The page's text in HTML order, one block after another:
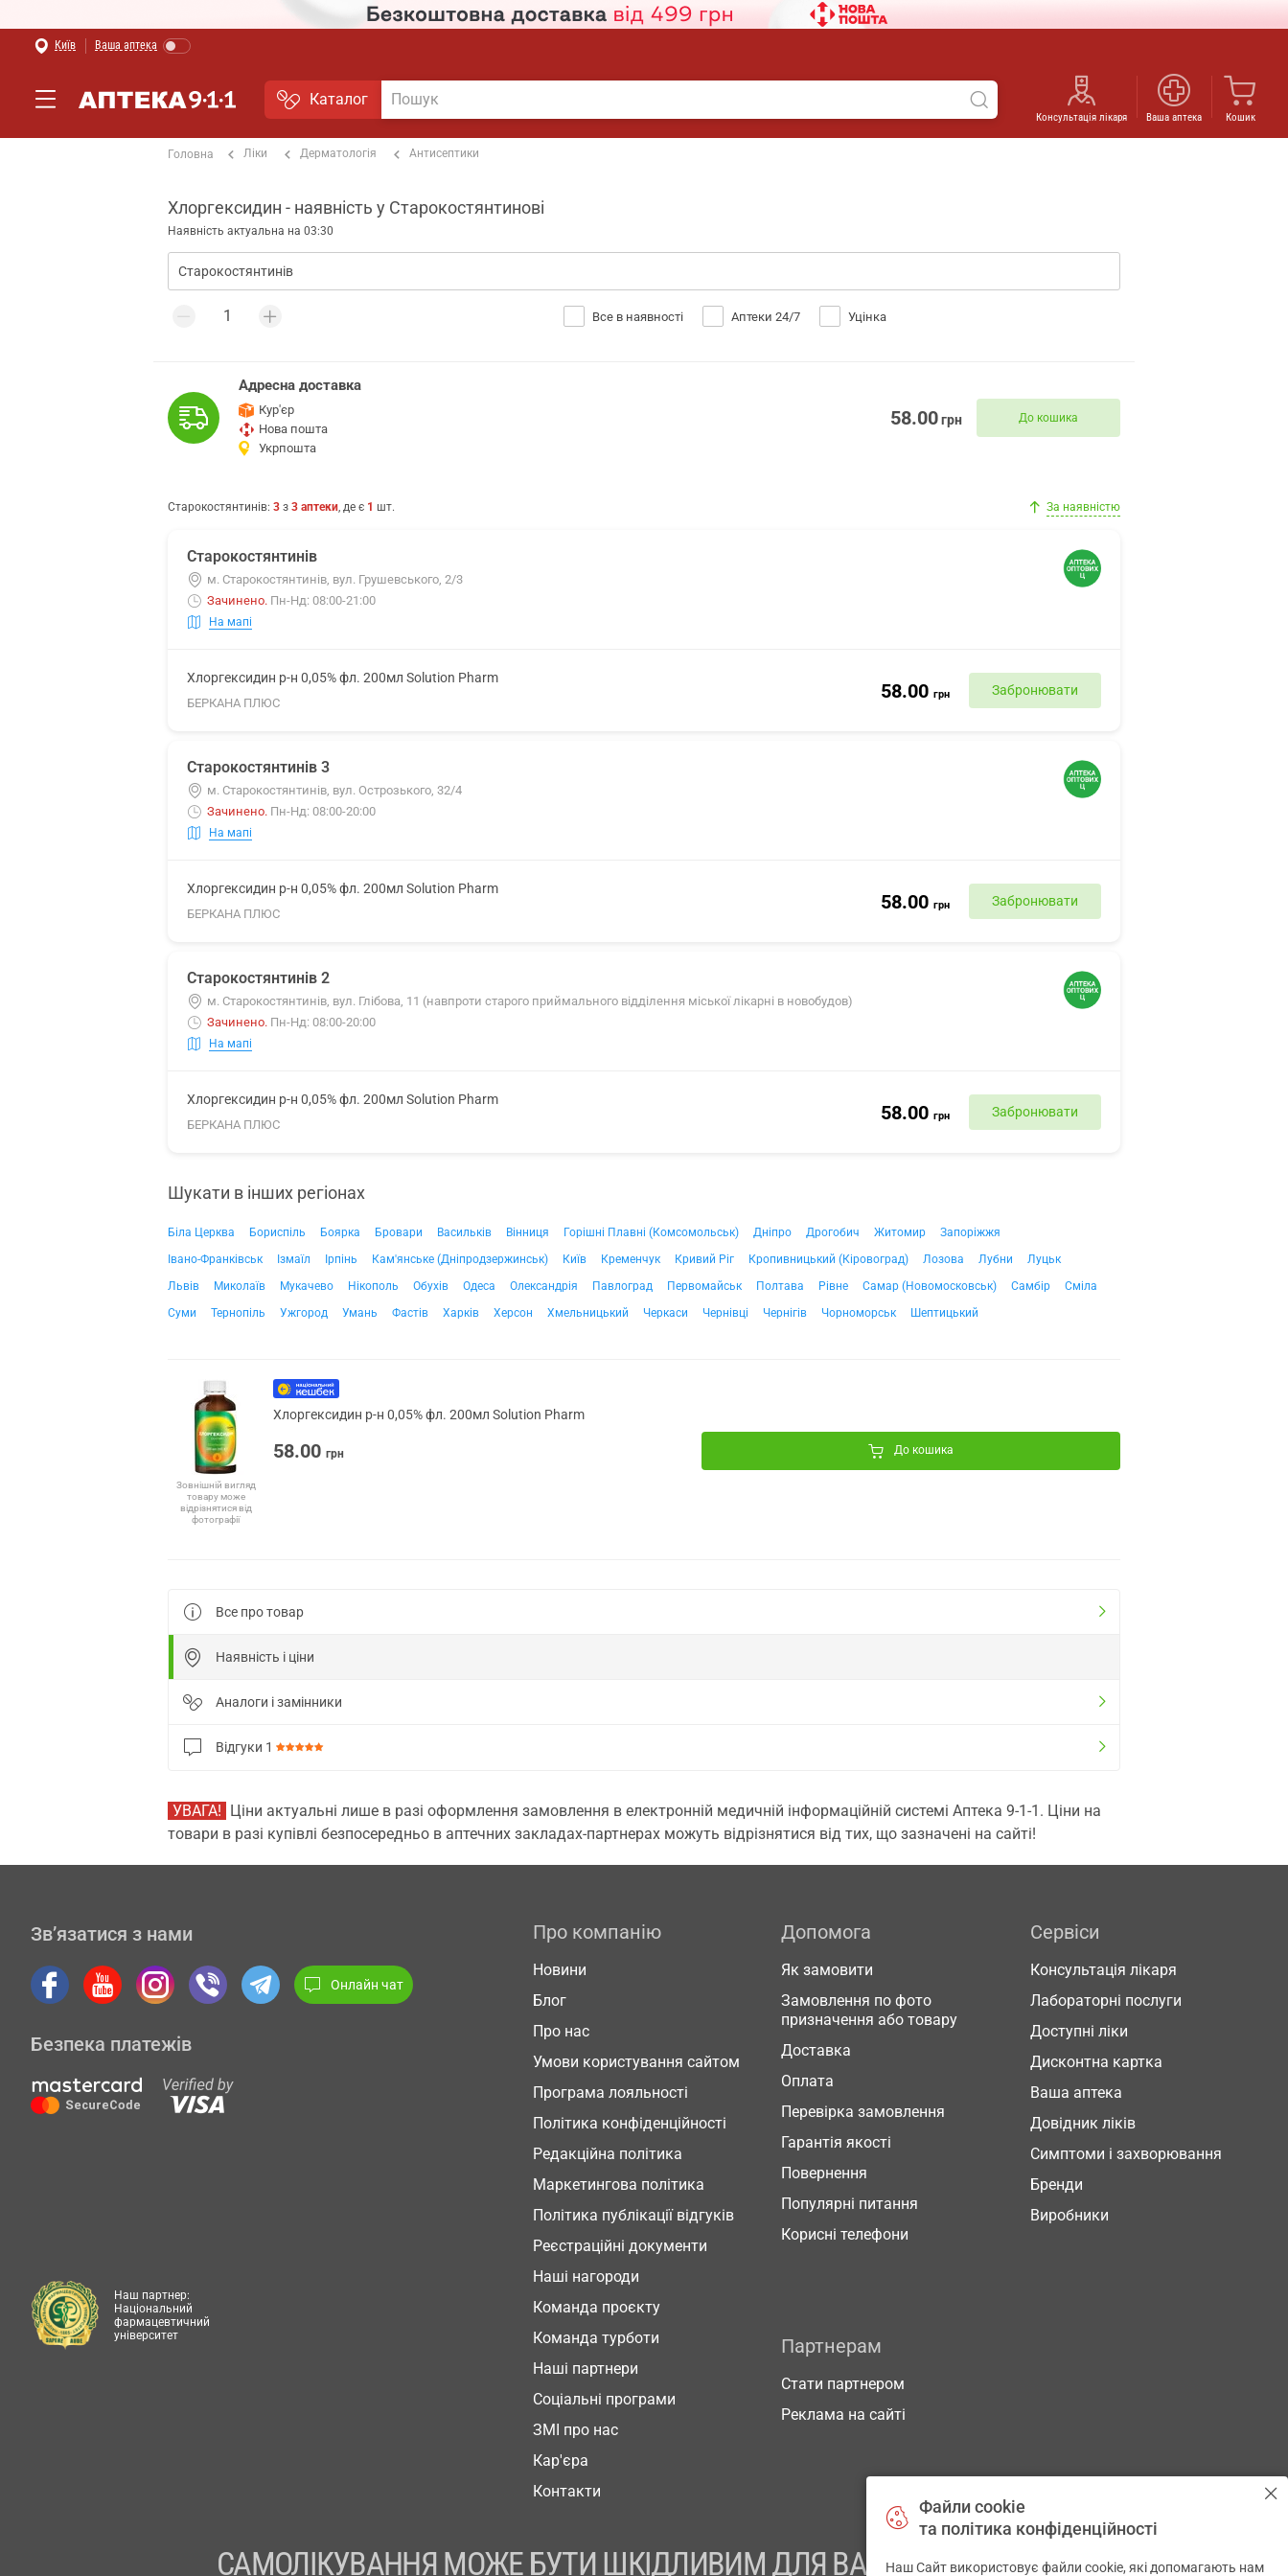
Київ Ваша аптека
Каталог
Консультація лікаря Ваша аптека Кошик
Головна Ліки Дерматологія Антисептики
Хлоргексидин - наявність у Старокостянтинові
Наявність актуальна на 03:30
Все в наявності Аптеки 24/7 Уцінка
Адресна доставка
Кур'єр
Нова пошта
Укрпошта
58.00грн До кошика
Старокостянтинів: 3 з 3 аптеки, де є 1 шт. За наявністю
Старокостянтинів
м. Старокостянтинів, вул. Грушевського, 2/3
Зачинено. Пн-Нд: 08:00-21:00
На мапі
Хлоргексидин р-н 0,05% фл. 200мл Solution Pharm
БЕРКАНА ПЛЮС
58.00 грн Забронювати
Старокостянтинів 3
м. Старокостянтинів, вул. Острозького, 32/4
Зачинено. Пн-Нд: 08:00-20:00
На мапі
Хлоргексидин р-н 0,05% фл. 200мл Solution Pharm
БЕРКАНА ПЛЮС
58.00 грн Забронювати
Старокостянтинів 2
м. Старокостянтинів, вул. Глібова, 11 (навпроти старого приймального відділення міської лікарні в новобудов)
Зачинено. Пн-Нд: 08:00-20:00
На мапі
Хлоргексидин р-н 0,05% фл. 200мл Solution Pharm
БЕРКАНА ПЛЮС
58.00 грн Забронювати
Шукати в інших регіонах
Біла Церква Бориспіль Боярка Бровари Васильків Вінниця Горішні Плавні (Комсомольськ) Дніпро Дрогобич Житомир
Запоріжжя
Івано-Франківськ
Ізмаїл Ірпінь Кам'янське (Дніпродзержинськ) Київ Кременчук Кривий Ріг Кропивницький (Кіровоград) Лозова Лубни
Луцьк
Львів
Миколаїв Мукачево Нікополь Обухів Одеса Олександрія Павлоград Первомайськ Полтава Рівне Самар (Новомосковськ) Самбір
Сміла
Суми
Тернопіль Ужгород Умань Фастів Харків Херсон Хмельницький Черкаси Чернівці Чернігів Чорноморськ Шептицький
Зовнішній вигляд
товару може
відрізнятися від
фотографії
Хлоргексидин р-н 0,05% фл. 200мл Solution Pharm
58.00 грн До кошика
Все про товар
Наявність і ціни
Аналоги і замінники
Відгуки 1
УВАГА! Ціни актуальні лише в разі оформлення замовлення в електронній медичній інформаційній системі Аптека 9-1-1. Ціни на
товари в разі купівлі безпосередньо в аптечних закладах-партнерах можуть відрізнятися від тих, що зазначені на сайті!
Зв’язатися з нами
Онлайн чат
Безпека платежів
Про компанію
Новини
Блог
Про нас
Умови користування сайтом
Програма лояльності
Політика конфіденційності
Редакційна політика
Маркетингова політика
Політика публікації відгуків
Реєстраційні документи
Наші нагороди
Команда проєкту
Команда турботи
Наші партнери
Соціальні програми
ЗМІ про нас
Кар'єра
Контакти
Допомога
Як замовити
Замовлення по фото
призначення або товару
Доставка
Оплата
Перевірка замовлення
Гарантія якості
Повернення
Популярні питання
Корисні телефони
Сервіси
Консультація лікаря
Лабораторні послуги
Доступні ліки
Дисконтна картка
Ваша аптека
Довідник ліків
Симптоми і захворювання
Бренди
Виробники
Партнерам
Стати партнером
Реклама на сайті
Наш партнер:
Національний
фармацевтичний
університет
САМОЛІКУВАННЯ МОЖЕ БУТИ ШКІДЛИВИМ ДЛЯ ВАШОГО ЗДОРОВ’Я
Файли cookie
та політика конфіденційності
Наш Сайт використовує файли cookie, які допомагають нам